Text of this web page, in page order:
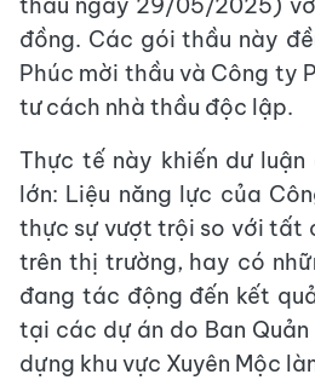
thầu ngày 29/05/2025)
đồng. Các gói thầu này
Phúc mời thầu và Công ty
tư cách nhà thầu độc lập.
Thực tế này khiến dư
lớn: Liệu năng lực của
thực sự vượt trội so với tất
trên thị trường, hay có
đang tác động đến kết
tại các dự án do Ban
dựng khu vực Xuyên Mộc